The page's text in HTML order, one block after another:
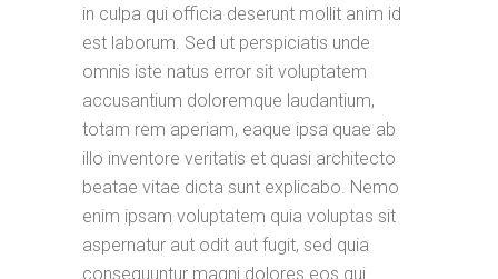
in culpa qui officia deserunt mollit anim id
est laborum. Sed ut perspiciatis unde
omnis iste natus error sit voluptatem
accusantium doloremque laudantium,
totam rem aperiam, eaque ipsa quae ab
illo inventore veritatis et quasi architecto
beatae vitae dicta sunt explicabo. Nemo
enim ipsam voluptatem quia voluptas sit
aspernatur aut odit aut fugit, sed quia
consequuntur magni dolores eos qui